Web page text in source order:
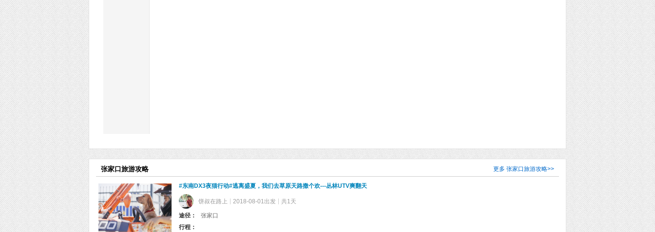
张家口旅游攻略 更多 张家口旅游攻略>>
#东南DX3夜猫行动#逃离盛夏，我们去草原天路撒个欢---丛林UTV爽翻天
饼叔在路上 2018-08-01出发 共1天
途径：
张家口
行程：